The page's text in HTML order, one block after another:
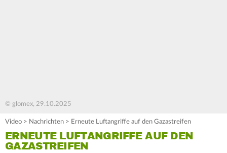
© glomex, 29.10.2025
Video > Nachrichten > Erneute Luftangriffe auf den Gazastreifen
ERNEUTE LUFTANGRIFFE AUF DEN
GAZASTREIFEN